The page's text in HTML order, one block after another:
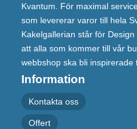
Kvantum. För maximal
som levererar varor till hela
Kakelgallerian står för
att alla som kommer till vår
webbshop ska bli inspirerade
Information
Kontakta oss
Offert